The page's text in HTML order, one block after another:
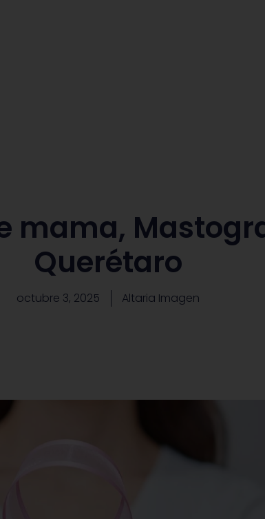
mama,
Querétaro
octubre 3, 2025 Altaria Imagen